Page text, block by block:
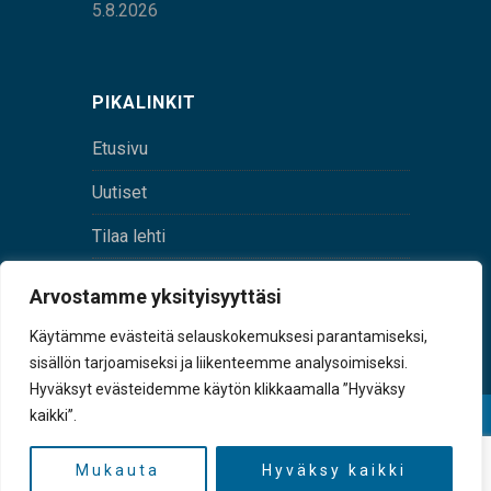
Arvostamme yksityisyyttäsi
Käytämme evästeitä selauskokemuksesi parantamiseksi,
sisällön tarjoamiseksi ja liikenteemme analysoimiseksi.
Hyväksyt evästeidemme käytön klikkaamalla ”Hyväksy
kaikki”.
Mukauta Hyväksy kaikki
5.8.2026
PIKALINKIT
Etusivu
Uutiset
Tilaa lehti
tunnus 0167229-8